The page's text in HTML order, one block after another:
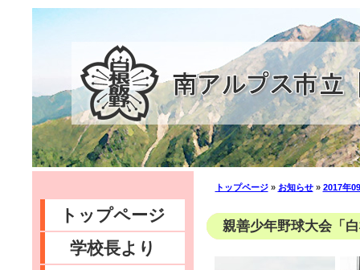
トップページ
学校長より
トップページ» お知らせ» 2017年
親善少年野球大会「